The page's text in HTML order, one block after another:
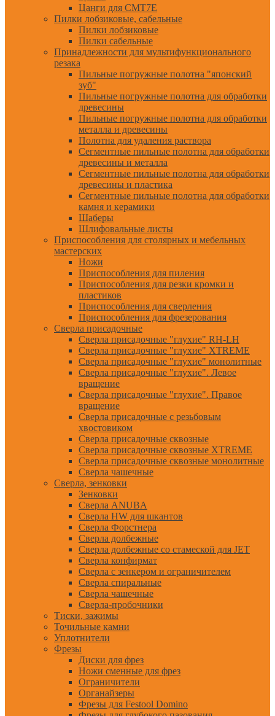
Цанги для CMT7E
Пилки лобзиковые, сабельные
Пилки лобзиковые
Пилки сабельные
Принадлежности для мультифункционального
резака
Пильные погружные полотна "японский
зуб"
Пильные погружные полотна для обработки
древесины
Пильные погружные полотна для обработки
металла и древесины
Полотна для удаления раствора
Сегментные пильные полотна для обработки
древесины и металла
Сегментные пильные полотна для обработки
древесины и пластика
Сегментные пильные полотна для обработки
камня и керамики
Шаберы
Шлифовальные листы
Приспособления для столярных и мебельных
мастерских
Ножи
Приспособления для пиления
Приспособления для резки кромки и
пластиков
Приспособления для сверления
Приспособления для фрезерования
Сверла присадочные
Сверла присадочные "глухие" RH-LH
Сверла присадочные "глухие" XTREME
Сверла присадочные "глухие" монолитные
Сверла присадочные "глухие". Левое
вращение
Сверла присадочные "глухие". Правое
вращение
Сверла присадочные с резьбовым
хвостовиком
Сверла присадочные сквозные
Сверла присадочные сквозные XTREME
Сверла присадочные сквозные монолитные
Сверла чашечные
Сверла, зенковки
Зенковки
Сверла ANUBA
Сверла HW для шкантов
Сверла Форстнера
Сверла долбежные
Сверла долбежные со стамеской для JET
Сверла конфирмат
Сверла с зенкером и ограничителем
Сверла спиральные
Сверла чашечные
Сверла-пробочники
Тиски, зажимы
Точильные камни
Уплотнители
Фрезы
Диски для фрез
Ножи сменные для фрез
Ограничители
Органайзеры
Фрезы для Festool Domino